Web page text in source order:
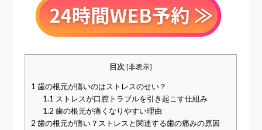
目次 [非表示]
1 歯の根元が痛いのはストレスのせい？
1.1 ストレスが口腔トラブルを引き起こす仕組み
1.2 歯の根元が痛くなりやすい理由
2 歯の根元が痛い？ストレスと関連する歯の痛みの原因